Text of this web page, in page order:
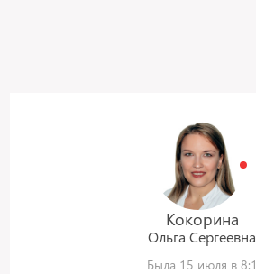
Кокорина
Ольга Сергеевна
Была 15 июля в 8:1